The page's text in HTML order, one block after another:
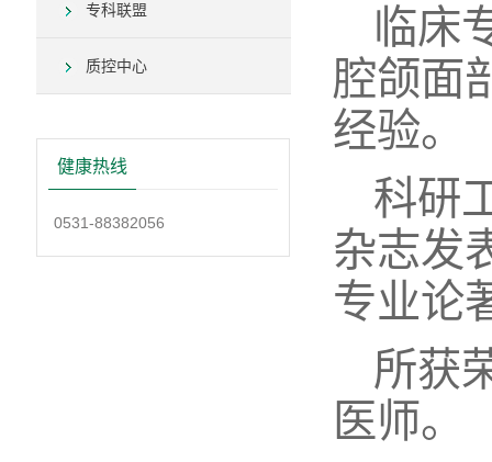
专科联盟
质控中心
健康热线
0531-88382056
临床
腔颌面
经验。
科研
杂志发
专业论
所获
医师。